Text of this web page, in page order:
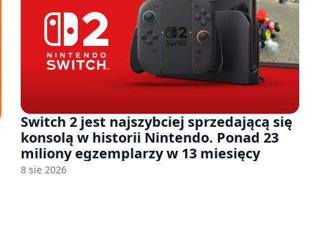
Switch 2 jest najszybciej sprzedającą się
konsolą w historii Nintendo. Ponad 23
miliony egzemplarzy w 13 miesięcy
8 sie 2026